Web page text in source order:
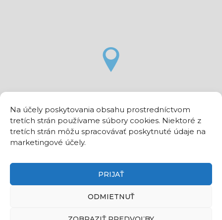
Na účely poskytovania obsahu prostredníctvom
tretích strán používame súbory cookies. Niektoré z
tretích strán môžu spracovávať poskytnuté údaje na
marketingové účely.
PRIJAŤ
ODMIETNUŤ